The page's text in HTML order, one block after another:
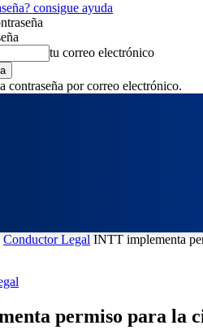
consigue ayuda
tu correo electrónico
contraseña por correo electrónico.
Conductor Legal INTT implementa
permiso para la